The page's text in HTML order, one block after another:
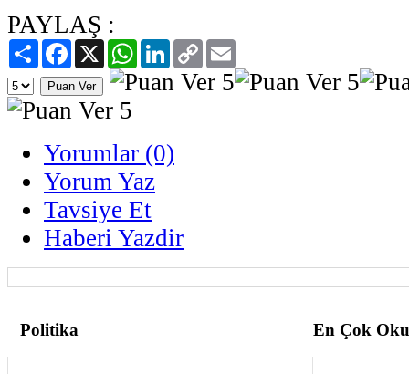
PAYLAŞ :
PaylaşFacebook
X WhatsAppLinkedIn
Copy
Link
Yorumlar (0)
Yorum Yaz
Tavsiye Et
Haberi Yazdir
Politika En Çok